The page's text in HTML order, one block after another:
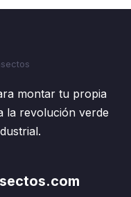
montar tu propia
la revolución verde